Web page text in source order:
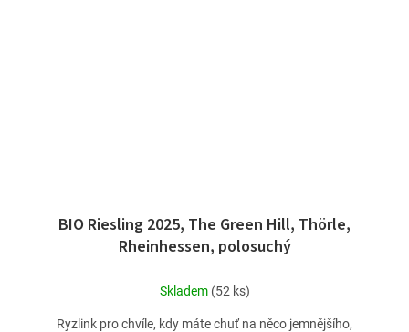
BIO Riesling 2025, The Green Hill, Thörle,
Rheinhessen, polosuchý
Skladem (52 ks)
Ryzlink pro chvíle, kdy máte chuť na něco jemnějšího,